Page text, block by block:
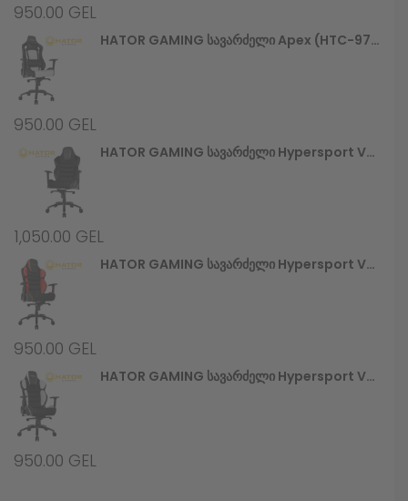
950.00 GEL
HATOR GAMING Სავარძელი Apex (HTC-972) Black/White
950.00 GEL
HATOR GAMING Სავარძელი Hypersport V2 (HTC-945) Stealth
1,050.00 GEL
HATOR GAMING Სავარძელი Hypersport V2 (HTC-946) Black/Red
950.00 GEL
HATOR GAMING Სავარძელი Hypersport V2 (HTC-948) Black/White
950.00 GEL